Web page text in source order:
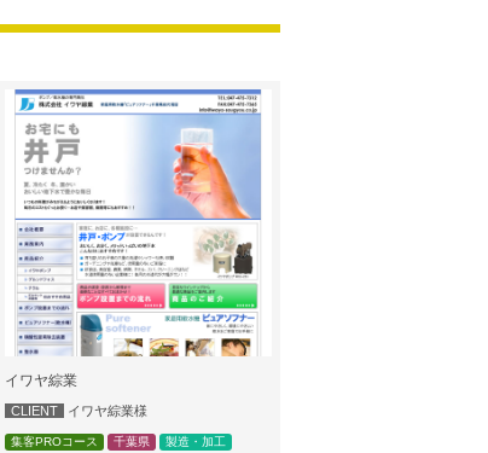
イワヤ綜業
CLIENT イワヤ綜業様
集客PROコース 千葉県 製造・加工